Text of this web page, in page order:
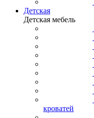
Детская
Детская мебель
кроватей